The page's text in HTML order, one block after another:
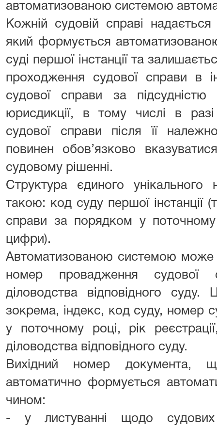
автоматизованою системою
Кожній судовій справі
який формується
суді першої інстанції та
проходження судової справи в
судової справи за
юрисдикції, в тому числі в
судової справи після її
повинен обов’язково
судовому рішенні.
Структура єдиного
такою: код суду першої інстанції
справи за порядком у поточному
цифри).
Автоматизованою системою може
номер провадження судової
діловодства відповідного
зокрема, індекс, код суду, номер
у поточному році, рік
діловодства відповідного суду.
Вихідний номер документа,
автоматично формується
чином:
- у листуванні щодо